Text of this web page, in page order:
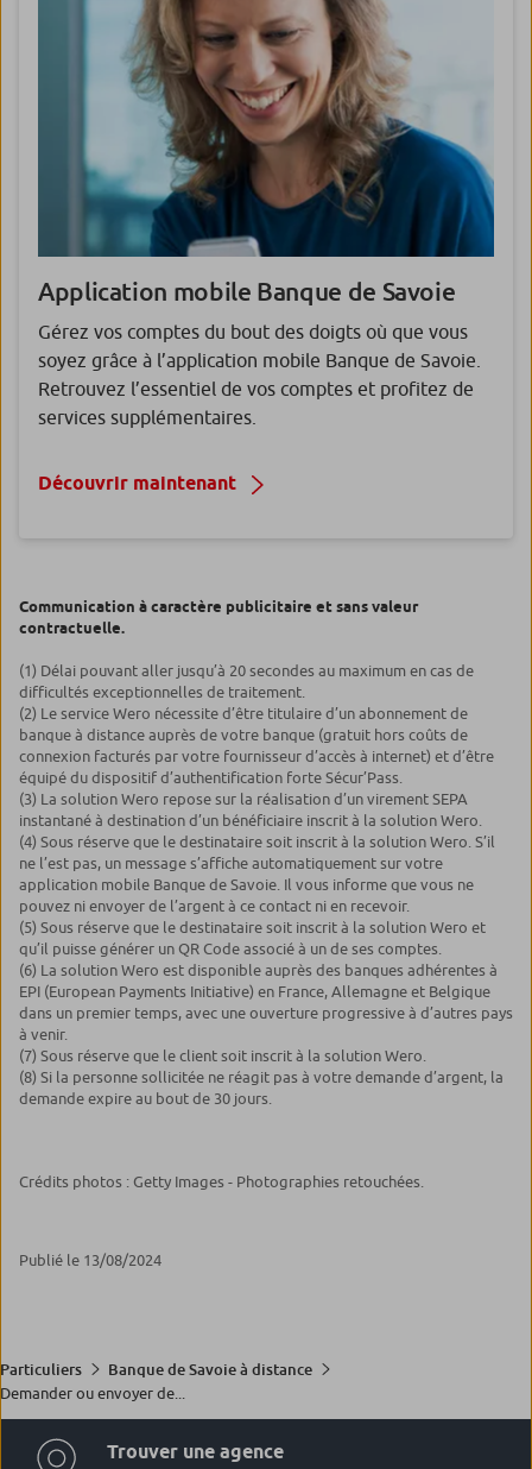
Application mobile Banque de Savoie
Gérez vos comptes du bout des doigts où que vous
soyez grâce à l’application mobile Banque de Savoie.
Retrouvez l’essentiel de vos comptes et profitez de
services supplémentaires.
Découvrir maintenant
Communication à caractère publicitaire et sans valeur
contractuelle.
(1) Délai pouvant aller jusqu’à 20 secondes au maximum en cas de
difficultés exceptionnelles de traitement.
(2) Le service Wero nécessite d’être titulaire d’un abonnement de
banque à distance auprès de votre banque (gratuit hors coûts de
connexion facturés par votre fournisseur d’accès à internet) et d’être
équipé du dispositif d’authentification forte Sécur’Pass.
(3) La solution Wero repose sur la réalisation d’un virement SEPA
instantané à destination d’un bénéficiaire inscrit à la solution Wero.
(4) Sous réserve que le destinataire soit inscrit à la solution Wero. S’il
ne l’est pas, un message s’affiche automatiquement sur votre
application mobile Banque de Savoie. Il vous informe que vous ne
pouvez ni envoyer de l’argent à ce contact ni en recevoir.
(5) Sous réserve que le destinataire soit inscrit à la solution Wero et
qu’il puisse générer un QR Code associé à un de ses comptes.
(6) La solution Wero est disponible auprès des banques adhérentes à
EPI (European Payments Initiative) en France, Allemagne et Belgique
dans un premier temps, avec une ouverture progressive à d’autres pays
à venir.
(7) Sous réserve que le client soit inscrit à la solution Wero.
(8) Si la personne sollicitée ne réagit pas à votre demande d’argent, la
demande expire au bout de 30 jours.
Crédits photos : Getty Images - Photographies retouchées.
Publié le 13/08/2024
Particuliers
Banque de Savoie à distance
Demander ou envoyer de...
Trouver une agence